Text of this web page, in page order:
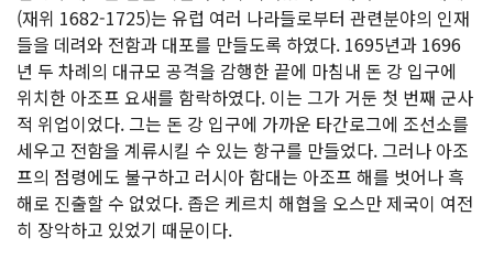
(재위 1682-1725)는 유럽 여러 나라들로부터 관련분야의 인재
들을 데려와 전함과 대포를 만들도록 하였다. 1695년과 1696
년 두 차례의 대규모 공격을 감행한 끝에 마침내 돈 강 입구에
위치한 아조프 요새를 함락하였다. 이는 그가 거둔 첫 번째 군사
적 위업이었다. 그는 돈 강 입구에 가까운 타간로그에 조선소를
세우고 전함을 계류시킬 수 있는 항구를 만들었다. 그러나 아조
프의 점령에도 불구하고 러시아 함대는 아조프 해를 벗어나 흑
해로 진출할 수 없었다. 좁은 케르치 해협을 오스만 제국이 여전
히 장악하고 있었기 때문이다.